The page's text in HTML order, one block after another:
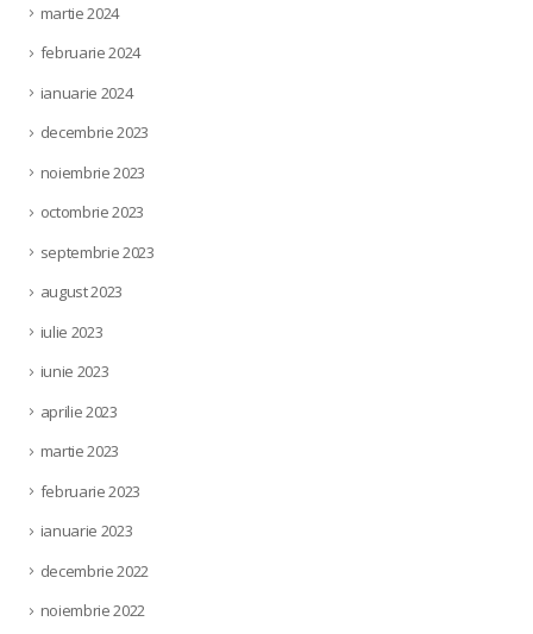
martie 2024
februarie 2024
ianuarie 2024
decembrie 2023
noiembrie 2023
octombrie 2023
septembrie 2023
august 2023
iulie 2023
iunie 2023
aprilie 2023
martie 2023
februarie 2023
ianuarie 2023
decembrie 2022
noiembrie 2022